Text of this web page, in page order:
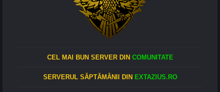
CEL MAI BUN SERVER DIN COMUNITATE
SERVERUL SĂPTĂMÂNII DIN EXTAZIUS.RO